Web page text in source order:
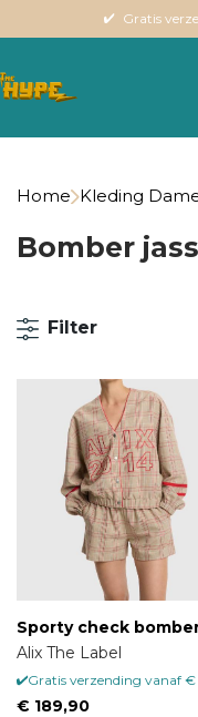
Gratis
Home Kleding
Bomber
Filter
Sporty check
Alix The Label
Gratis verzending vanaf €
€ 189,90